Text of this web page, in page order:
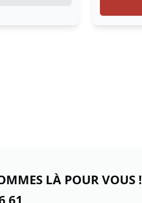
LÀ POUR VOUS !